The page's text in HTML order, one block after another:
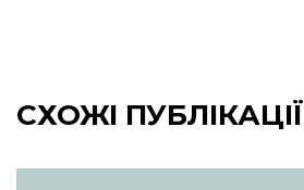
СХОЖІ ПУБЛІКАЦІЇ